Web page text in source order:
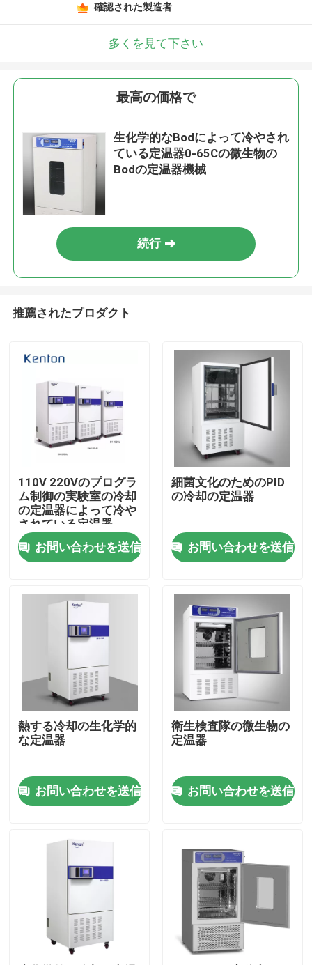
ホーム
企業情報
製品
実験室のより乾燥したオーブン
工業用乾燥オーブン
冷却の定温器
恒温恒湿槽
気候上部屋
確認された製造者
多くを見て下さい
最高の価格で
生化学的なBodによって冷やされ
ている定温器0-65Cの微生物の
Bodの定温器機械
続行
推薦されたプロダクト
110V 220Vのプログラ
ム制御の実験室の冷却
の定温器によって冷や
されている定温器
お問い合わせを送信
細菌文化のためのPID
の冷却の定温器
お問い合わせを送信
熱する冷却の生化学的
な定温器
お問い合わせを送信
衛生検査隊の微生物の
定温器
お問い合わせを送信